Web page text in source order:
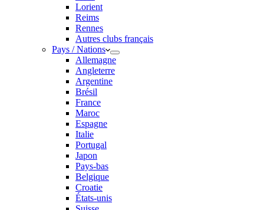
Lorient
Reims
Rennes
Autres clubs français
Pays / Nations
Allemagne
Angleterre
Argentine
Brésil
France
Maroc
Espagne
Italie
Portugal
Japon
Pays-bas
Belgique
Croatie
États-unis